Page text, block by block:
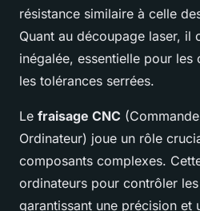
résistance similaire à celle
Quant au découpage laser, il
inégalée, essentielle pour
les tolérances serrées.
Le fraisage CNC
Ordinateur) joue un rôle
composants complexes.
ordinateurs pour contrôler
garantissant une précision et